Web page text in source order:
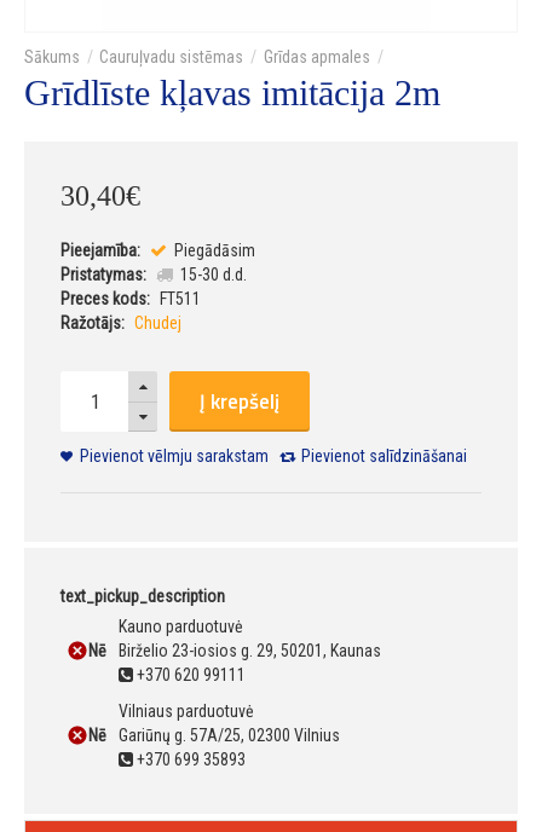
Cauruļvadu sistēmas Grīdas apmales
Grīdlīste kļavas imitācija 2m
30,40€
Pieejamība:
Piegādāsim
Pristatymas:
15-30 d.d.
Preces kods:
FT511
Ražotājs: Chudej
Į krepšelį
Pievienot vēlmju sarakstam Pievienot salīdzināšanai
text_pickup_description
Nē
Kauno parduotuvė
Birželio 23-iosios g. 29, 50201, Kaunas
+370 620 99111
Nē
Vilniaus parduotuvė
Gariūnų g. 57A/25, 02300 Vilnius
+370 699 35893